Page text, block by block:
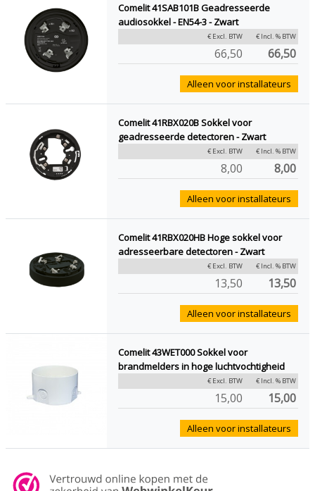
Comelit 41SAB101B Geadresseerde
audiosokkel - EN54-3 - Zwart
€ Excl. BTW € Incl. % BTW
66,50 66,50
Alleen voor installateurs
Comelit 41RBX020B Sokkel voor
geadresseerde detectoren - Zwart
€ Excl. BTW € Incl. % BTW
8,00 8,00
Alleen voor installateurs
Comelit 41RBX020HB Hoge sokkel voor
adresseerbare detectoren - Zwart
€ Excl. BTW € Incl. % BTW
13,50 13,50
Alleen voor installateurs
Comelit 43WET000 Sokkel voor
brandmelders in hoge luchtvochtigheid
€ Excl. BTW € Incl. % BTW
15,00 15,00
Alleen voor installateurs